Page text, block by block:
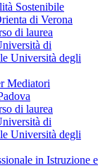
Sostenibile
di Verona
di laurea
di
Università degli
Mediatori
di laurea
di
Università degli
in Istruzione e